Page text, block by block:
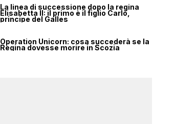
La linea di successione dopo la regina
Elisabetta II: il primo è il figlio Carlo,
principe del Galles
Operation Unicorn: cosa succederà se la
Regina dovesse morire in Scozia